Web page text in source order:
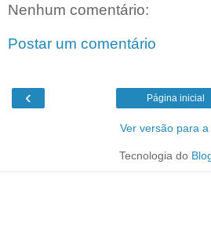
Nenhum comentário:
Postar um comentário
‹ Página inicial
Ver versão para a
Tecnologia do